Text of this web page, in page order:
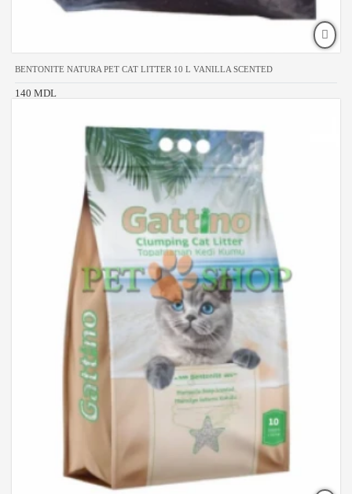
BENTONITE NATURA PET CAT LITTER 10 L VANILLA SCENTED
140 MDL